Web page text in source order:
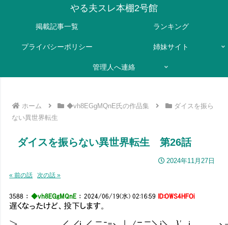
やる夫スレ本棚2号館
掲載記事一覧 ランキング
プライバシーポリシー 姉妹サイト
管理人へ連絡
ホーム ◆vh8EGgMQnE氏の作品集
ダイスを振ら
ない異世界転生
ダイスを振らない異世界転生 第26話
2024年11月27日
« 前の話 次の話 »
3588 ：◆vh8EGgMQnE ：2024/06/19(水) 02:16:59 ID:OWS4HFOi
遅くなったけど、投下します。